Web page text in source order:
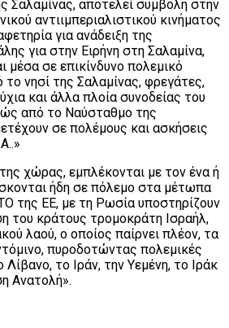
Σαλαμίνας, αποτελεί συμβολή στην
αντιιμπεριαλιστικού κινήματος
για ανάδειξη της
για στην Ειρήνη στη Σαλαμίνα,
μέσα σε επικίνδυνο πολεμικό
νησί της Σαλαμίνας, φρεγάτες,
και άλλα πλοία συνοδείας του
από το Ναύσταθμο της
σε πολέμους και ασκήσεις
χώρας, εμπλέκονται με τον ένα ή
ήδη σε πόλεμο στα μέτωπα
της ΕΕ, με τη Ρωσία υποστηρίζουν
του κράτους τρομοκράτη Ισραήλ,
λαού, ο οποίος παίρνει πλέον, τα
πυροδοτώντας πολεμικές
Λίβανο, το Ιράν, την Υεμένη, το Ιράκ
Ανατολή».